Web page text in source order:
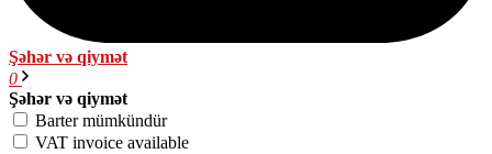
Şəhər və qiymət
0
Şəhər və qiymət
Barter mümkündür
VAT invoice available